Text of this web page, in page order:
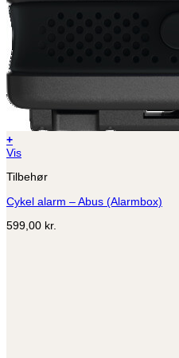
+
Vis
Tilbehør
Cykel alarm – Abus (Alarmbox)
599,00 kr.